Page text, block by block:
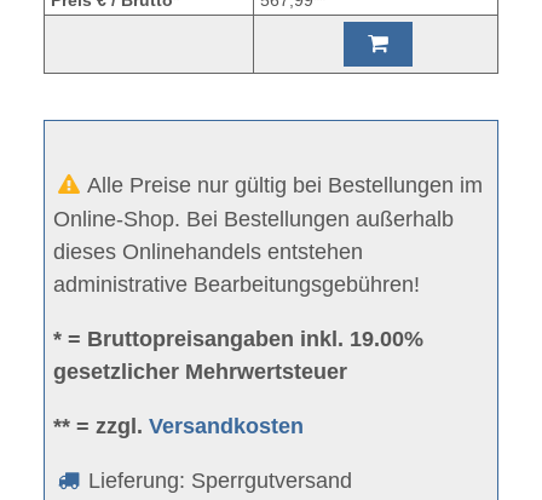
Alle Preise nur gültig bei Bestellungen im
Online-Shop. Bei Bestellungen außerhalb
dieses Onlinehandels entstehen
administrative Bearbeitungsgebühren!
* = Bruttopreisangaben inkl. 19.00%
gesetzlicher Mehrwertsteuer
** = zzgl.Versandkosten
Lieferung: Sperrgutversand